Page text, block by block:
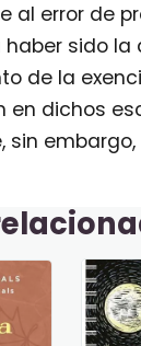
al error de
haber sido la
de la
en dichos
sin